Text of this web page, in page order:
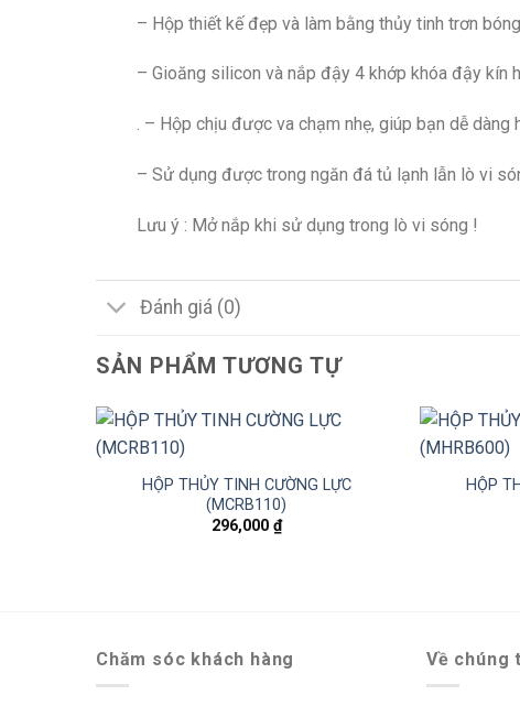
– Hộp thiết kế đẹp và làm bằng thủy tinh trơn
– Gioăng silicon và nắp đậy 4 khớp khóa đậy kín
. – Hộp chịu được va chạm nhẹ, giúp bạn dễ
– Sử dụng được trong ngăn đá tủ lạnh lẫn lò vi
Lưu ý : Mở nắp khi sử dụng trong lò vi sóng !
Đánh giá (0)
SẢN PHẨM TƯƠNG TỰ
HỘP THỦY TINH CƯỜNG LỰC
(MCRB110)
296,000 ₫
HỘP
Chăm sóc khách hàng Về chúng